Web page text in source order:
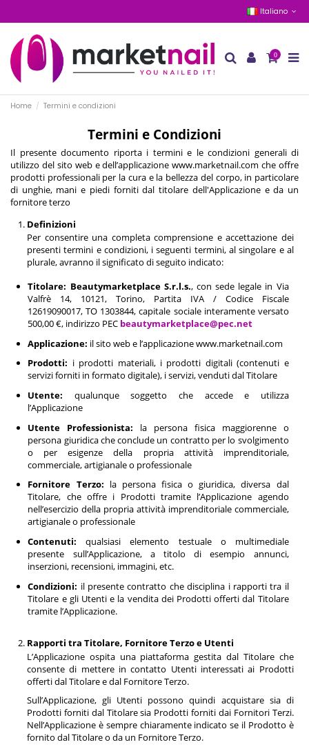
Italiano
0
Home Termini e condizioni
Termini e Condizioni
Il presente documento riporta i termini e le condizioni generali di
utilizzo del sito web e dell’applicazione www.marketnail.com che offre
prodotti professionali per la cura e la bellezza del corpo, in particolare
di unghie, mani e piedi forniti dal titolare dell'Applicazione e da un
fornitore terzo
Definizioni
Per consentire una completa comprensione e accettazione dei
presenti termini e condizioni, i seguenti termini, al singolare e al
plurale, avranno il significato di seguito indicato:
Titolare: Beautymarketplace S.r.l.s., con sede legale in Via
Valfrè 14, 10121, Torino, Partita IVA / Codice Fiscale
12619090017, TO 1303844, capitale sociale interamente versato
500,00 €, indirizzo PEC beautymarketplace@pec.net
Applicazione: il sito web e l’applicazione www.marketnail.com
Prodotti: i prodotti materiali, i prodotti digitali (contenuti e
servizi forniti in formato digitale), i servizi, venduti dal Titolare
Utente: qualunque soggetto che accede e utilizza
l’Applicazione
Utente Professionista: la persona fisica maggiorenne o
persona giuridica che conclude un contratto per lo svolgimento
o per esigenze della propria attività imprenditoriale,
commerciale, artigianale o professionale
Fornitore Terzo: la persona fisica o giuridica, diversa dal
Titolare, che offre i Prodotti tramite l’Applicazione agendo
nell’esercizio della propria attività imprenditoriale commerciale,
artigianale o professionale
Contenuti: qualsiasi elemento testuale o multimediale
presente sull’Applicazione, a titolo di esempio annunci,
inserzioni, recensioni, immagini, etc.
Condizioni: il presente contratto che disciplina i rapporti tra il
Titolare e gli Utenti e la vendita dei Prodotti offerti dal Titolare
tramite l’Applicazione.
Rapporti tra Titolare, Fornitore Terzo e Utenti
L’Applicazione ospita una piattaforma gestita dal Titolare che
consente di mettere in contatto Utenti interessati ai Prodotti
offerti dal Titolare e dal Fornitore Terzo.
Sull’Applicazione, gli Utenti possono quindi acquistare sia di
Prodotti forniti dal Titolare sia Prodotti forniti dai Fornitori Terzi.
Nell’Applicazione è sempre chiaramente indicato se il Prodotto è
fornito dal Titolare o da un Fornitore Terzo.